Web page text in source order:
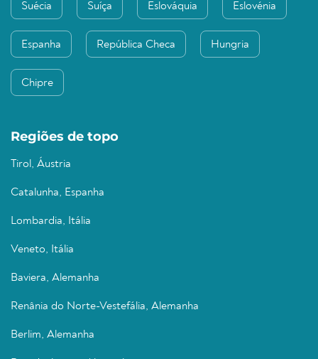
Suécia Suíça Eslováquia Eslovénia
Espanha República Checa Hungria
Chipre
Regiões de topo
Tirol, Áustria
Catalunha, Espanha
Lombardia, Itália
Veneto, Itália
Baviera, Alemanha
Renânia do Norte-Vestefália, Alemanha
Berlim, Alemanha